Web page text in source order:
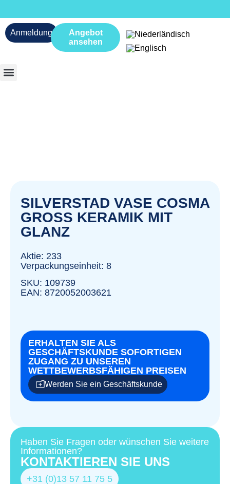
Anmeldung
Angebot
ansehen
SILVERSTAD VASE COSMA
GROSS KERAMIK MIT G
LANZ
Aktie: 233
Verpackungseinheit: 8
SKU: 109739
EAN: 8720052003621
ERHALTEN SIE ALS
GESCHÄFTSKUNDE SOFORTIGEN
ZUGANG ZU UNSEREN
WETTBEWERBSFÄHIGEN PREISEN
Werden Sie ein Geschäftskunde
Haben Sie Fragen oder wünschen Sie weitere
Informationen?
KONTAKTIEREN SIE UNS
+31 (0)13 57 11 75 5